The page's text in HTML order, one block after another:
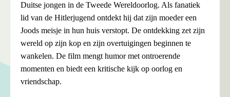
Duitse jongen in de Tweede Wereldoorlog. Als fanatiek
lid van de Hitlerjugend ontdekt hij dat zijn moeder een
Joods meisje in hun huis verstopt. De ontdekking zet zijn
wereld op zijn kop en zijn overtuigingen beginnen te
wankelen. De film mengt humor met ontroerende
momenten en biedt een kritische kijk op oorlog en
vriendschap.